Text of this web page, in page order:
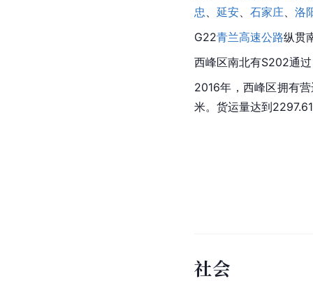
忠
延安 石家庄
洛
G22青兰高速公路纵贯
西峰区南北有S202通
2016年，西峰区拥有
米。货运量达到
社会